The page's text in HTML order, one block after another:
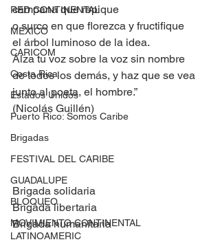
RED CONTINENTAL
MEXICO
CARICOM
Costa Rica
Estados Unidos
Puerto Rico: Somos Caribe
Brigadas
FESTIVAL DEL CARIBE
GUADALUPE
BLOQUEO
MOVIMIENTO CONTINENTAL
LATINOAMERIC
campana que repique
o surco en que florezca y fructifique
el árbol luminoso de la idea.
Alza tu voz sobre la voz sin nombre
de todos los demás, y haz que se vea
junto al poeta, el hombre.”
(Nicolás Guillén)
Brigada solidaria
Brigada libertaria
Brigada humanitaria